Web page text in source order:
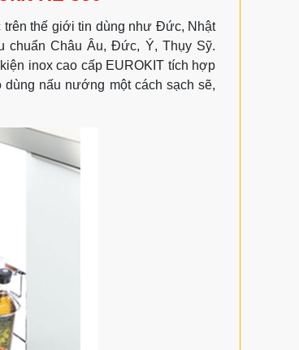
thế giới tin dùng như Đức, Nhật
chuẩn Châu Âu, Đức, Ý, Thụy Sỹ.
inox cao cấp EUROKIT tích hợp
nấu nướng một cách sạch sẽ,